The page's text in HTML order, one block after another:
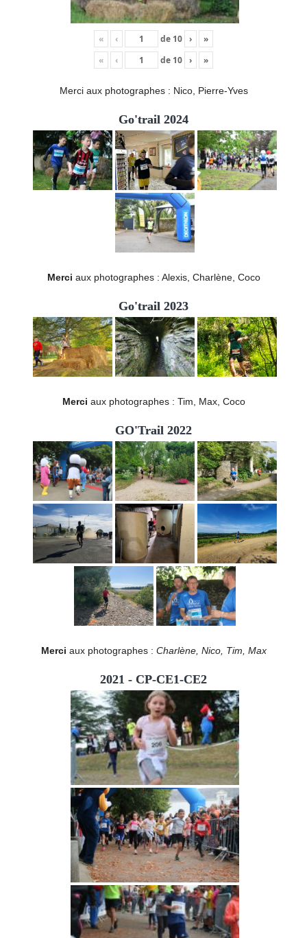
« ‹ de 10 ›
»
«
‹ de 10 › »
Merci aux photographes : Nico, Pierre-Yves
Go'trail 2024
Merci aux photographes : Alexis, Charlène, Coco
Go'trail 2023
Merci aux photographes : Tim, Max, Coco
GO'Trail 2022
Merci aux photographes : Charlène, Nico, Tim, Max
2021 - CP-CE1-CE2